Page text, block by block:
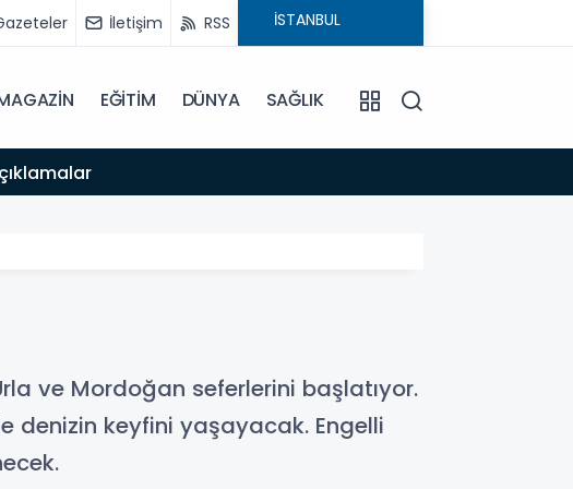
İletişim RSS
EĞİTİM DÜNYA SAĞLIK
ve Mordoğan seferlerini başlatıyor.
denizin keyfini yaşayacak. Engelli